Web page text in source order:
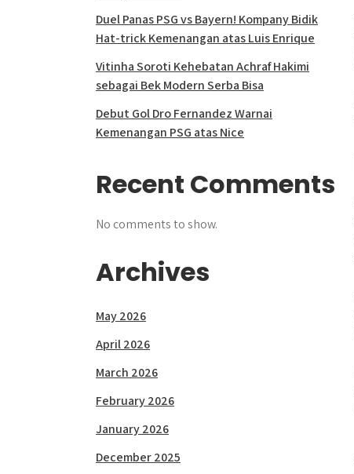
Duel Panas PSG vs Bayern! Kompany Bidik
Hat-trick Kemenangan atas Luis Enrique
Vitinha Soroti Kehebatan Achraf Hakimi
sebagai Bek Modern Serba Bisa
Debut Gol Dro Fernandez Warnai
Kemenangan PSG atas Nice
Recent Comments
No comments to show.
Archives
May 2026
April 2026
March 2026
February 2026
January 2026
December 2025